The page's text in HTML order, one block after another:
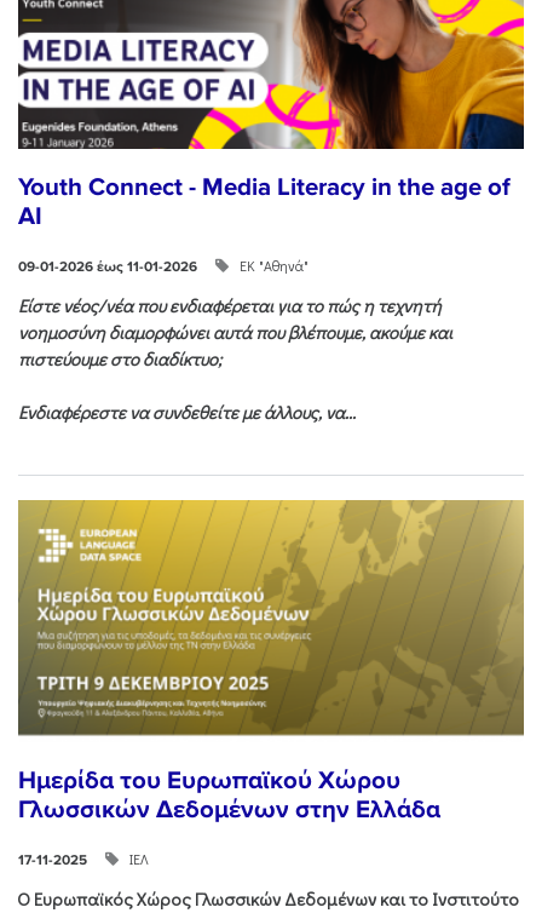
Youth Connect - Media Literacy in the age of
AI
09-01-2026 έως 11-01-2026 ΕΚ "Αθηνά"
Είστε νέος/νέα που ενδιαφέρεται για το πώς η τεχνητή
νοημοσύνη διαμορφώνει αυτά που βλέπουμε, ακούμε και
πιστεύουμε στο διαδίκτυο;
Ενδιαφέρεστε να συνδεθείτε με άλλους, να...
Ημερίδα του Ευρωπαϊκού Χώρου
Γλωσσικών Δεδομένων στην Ελλάδα
17-11-2025 ΙΕΛ
Ο Ευρωπαϊκός Χώρος Γλωσσικών Δεδομένων και το Ινστιτούτο